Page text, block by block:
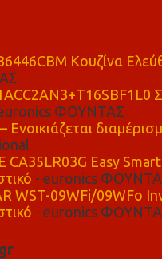
Κουζίνα
ΦΟΥΝΤΑΣ
Ενοικιάζεται
CA35LR03G Easy
- euronics
WST-09WFi/09WFo
- euronics